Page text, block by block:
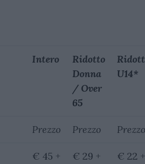
Intero
Ridotto
Donna
/ Over
65
U14*
Prezzo Prezzo Prezzo
€ 45 +
€ 29 +
€ 22 +